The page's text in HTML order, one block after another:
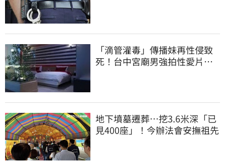
「滴管灌毒」傳播妹再性侵致
死！台中宮廟男強拍性愛片
地下墳墓遷葬…挖3.6米深「已
見400座」！今辦法會安撫祖先